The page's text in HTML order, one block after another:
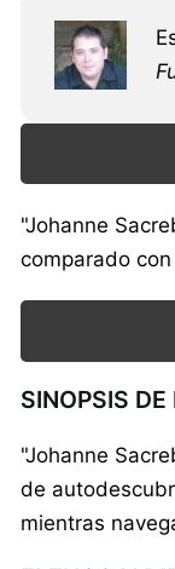
"Johanne
comparado
SINOPSIS
"Johanne
de
mientras